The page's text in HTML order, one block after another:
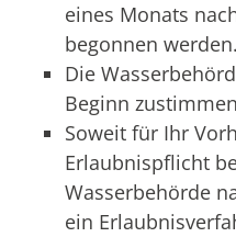
eines Monats
begonnen werden.
Die
Beginn
Soweit für Ihr
Erlaubnispflicht
Wasserbehörde
ein